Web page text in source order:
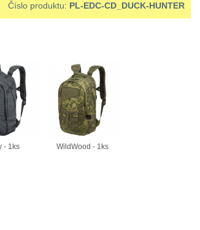
Číslo produktu: PL-EDC-CD_DUCK-HUNTER
- 1ks WildWood - 1ks